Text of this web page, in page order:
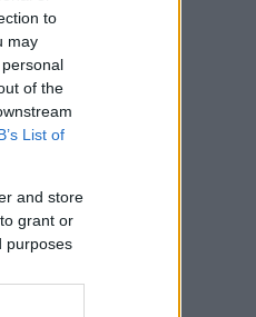
to
may
of the
List of
and store
grant or
purposes